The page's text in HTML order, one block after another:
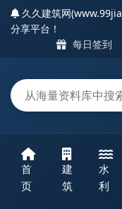
久久建筑网
分享平台！
每日签到
首
页
建
筑
水
利